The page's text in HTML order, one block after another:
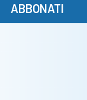
ABBONATI